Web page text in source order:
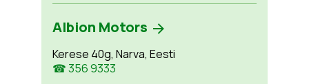
Albion Motors
Kerese 40g, Narva, Eesti
☎ 356 9333